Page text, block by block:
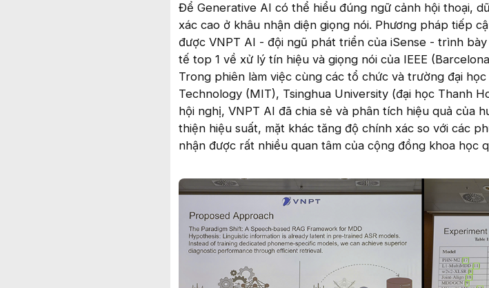
Để Generative AI có thể hiểu đúng ngữ cảnh hội thoại,
xác cao ở khâu nhận diện giọng nói. Phương pháp tiếp
được VNPT AI - đội ngũ phát triển của iSense - trình
tế top 1 về xử lý tín hiệu và giọng nói của IEEE
Trong phiên làm việc cùng các tổ chức và trường đại
Technology (MIT), Tsinghua University (đại học Thanh
hội nghị, VNPT AI đã chia sẻ và phân tích hiệu quả của
thiện hiệu suất, mặt khác tăng độ chính xác so với các
nhận được rất nhiều quan tâm của cộng đồng khoa học